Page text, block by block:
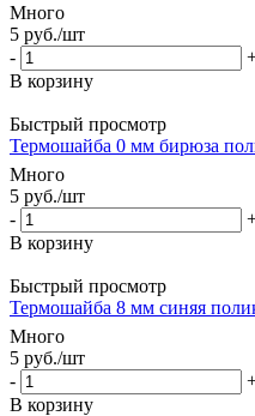
Много
5 руб./шт
-
В корзину
Быстрый просмотр
Термошайба 0 мм бирюза
Много
5 руб./шт
-
В корзину
Быстрый просмотр
Термошайба 8 мм синяя
Много
5 руб./шт
-
В корзину